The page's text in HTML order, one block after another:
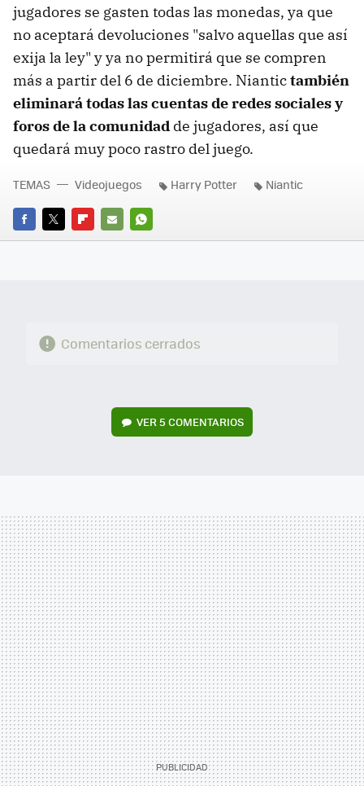
jugadores se gasten todas las monedas, ya que
no aceptará devoluciones "salvo aquellas que así
exija la ley" y ya no permitirá que se compren
más a partir del 6 de diciembre. Niantictambién
eliminará todas las cuentas de redes sociales y
foros de la comunidad de jugadores, así que
quedará muy poco rastro del juego.
FACEBOOK
TWITTERFLIPBOARD
E-
WHATSAPP
TEMAS Videojuegos Harry Potter Niantic
Comentarios cerrados
VER 5 COMENTARIOS